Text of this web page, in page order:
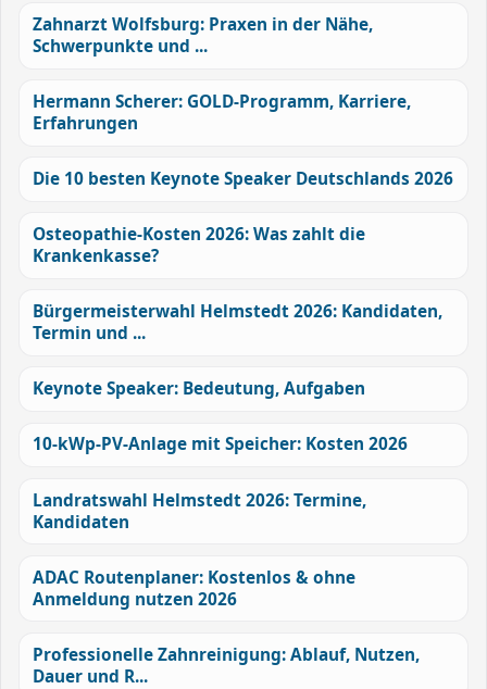
Zahnarzt Wolfsburg: Praxen in der Nähe,
Schwerpunkte und ...
Hermann Scherer: GOLD-Programm, Karriere,
Erfahrungen
Die 10 besten Keynote Speaker Deutschlands 2026
Osteopathie-Kosten 2026: Was zahlt die
Krankenkasse?
Bürgermeisterwahl Helmstedt 2026: Kandidaten,
Termin und ...
Keynote Speaker: Bedeutung, Aufgaben
10-kWp-PV-Anlage mit Speicher: Kosten 2026
Landratswahl Helmstedt 2026: Termine,
Kandidaten
ADAC Routenplaner: Kostenlos & ohne
Anmeldung nutzen 2026
Professionelle Zahnreinigung: Ablauf, Nutzen,
Dauer und R...